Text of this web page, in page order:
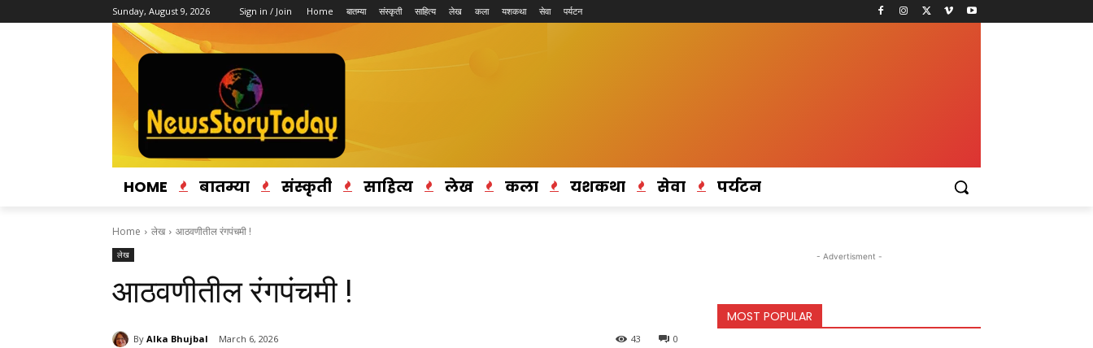
Sunday, August 9, 2026 Sign in / Join Home बातम्या संस्कृती साहित्य लेख कला यशकथा सेवा पर्यटन
HOME बातम्या संस्कृती साहित्य लेख कला यशकथा सेवा पर्यटन
Home लेख आठवणीतील रंगपंचमी !
लेख
आठवणीतील रंगपंचमी !
By Alka Bhujbal March 6, 2026 0
43
- Advertisment -
MOST POPULAR